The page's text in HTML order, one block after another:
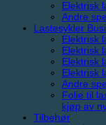
Elektrisk
Andre
Lastesykler
Elektrisk
Elektrisk
Elektrisk
Elektrisk
Andre
Folie til
kjøp av
Tilbehør